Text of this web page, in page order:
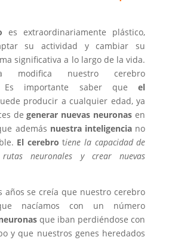
es extraordinariamente plástico,
su actividad y cambiar su
significativa a lo largo de la vida.
modifica nuestro cerebro
Es importante saber queel
producir a cualquier edad, ya
degenerar nuevas neuronas en
además nuestra inteligencia no
El cerebro tiene la capacidad de
neuronales y crear nuevas
años se creía que nuestro cerebro
nacíamos con un número
que iban perdiéndose con
y que nuestros genes heredados